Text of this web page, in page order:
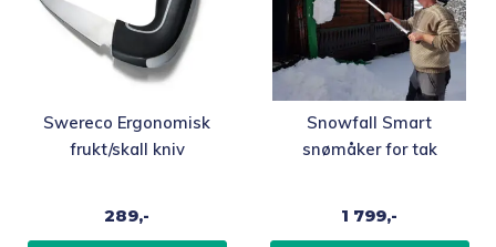
Swereco Ergonomisk
frukt/skall kniv
289,-
Snowfall Smart
snømåker for tak
1 799,-